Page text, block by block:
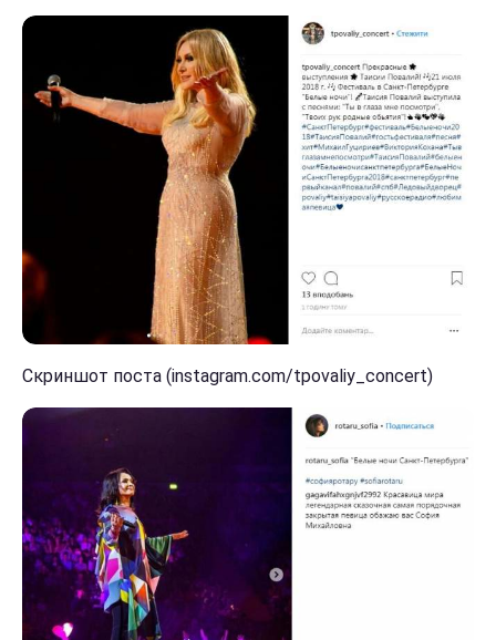
Скриншот поста (instagram.com/tpovaliy_concert)